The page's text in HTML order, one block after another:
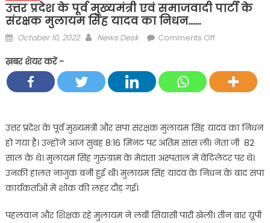
उत्तर प्रदेश के पूर्व मुख्यमंत्री एवं समाजवादी पार्टी के
संरक्षक मुलायम सिंह यादव का निधन…….
Posted
October 10, 2022 Author
News Desk Comments Offon
पूर्व
समाजवादी
पार्टी
के
संरक्षक
यादव
ख़बर शेयर करें -
उत्तर प्रदेश के पूर्व मुख्यमंत्री और सपा संरक्षक मुलायम सिंह यादव का निधन
हो गया है। उन्होंने आज सुबह 8:16 मिनट पर अंतिम सांस ली। नेता जी 82
साल के थे। मुलायम सिंह गुरुग्राम के मेदांता अस्पताल में वेंटिलेटर पर थे।
उनकी हालत नाजुक बनी हुई थी। मुलायम सिंह यादव के निधन के बाद सपा
कार्यकर्ताओं में शोक की लहर दौड़ गई।
पहलवान और शिक्षक रहे मुलायम ने लंबी सियासी पारी खेली। तीन बार यूपी